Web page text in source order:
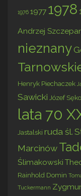
1976 1977 1978
Andrzej
nieznany
Henryk Piechaczek
Sawicki Józef
lata 70
Jastalski ruda śl.
Marcinów
Ślimakowski
Rainhold Domin
Tuckermann